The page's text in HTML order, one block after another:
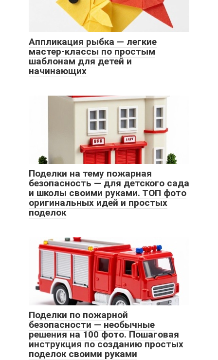
Аппликация рыбка — легкие
мастер-классы по простым
шаблонам для детей и
начинающих
Поделки на тему пожарная
безопасность — для детского сада
и школы своими руками. ТОП фото
оригинальных идей и простых
поделок
Поделки по пожарной
безопасности — необычные
решения на 100 фото. Пошаговая
инструкция по созданию простых
поделок своими руками